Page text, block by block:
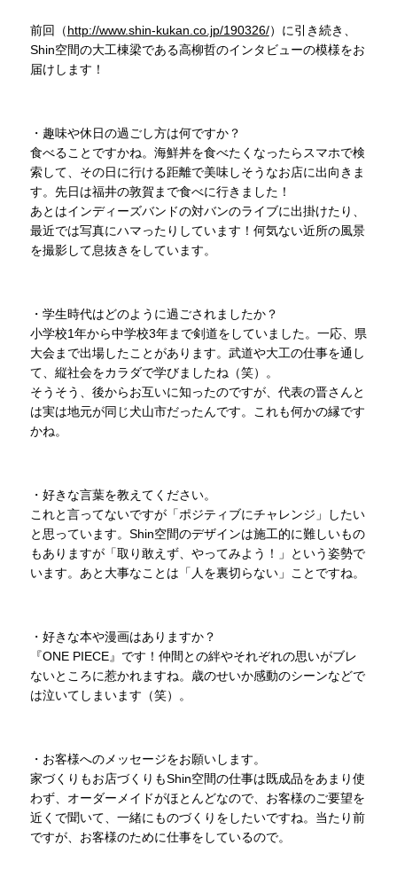
前回（http://www.shin-kukan.co.jp/190326/）に引き続き、
Shin空間の大工棟梁である高柳哲のインタビューの模様をお
届けします！
・趣味や休日の過ごし方は何ですか？
食べることですかね。海鮮丼を食べたくなったらスマホで検
索して、その日に行ける距離で美味しそうなお店に出向きま
す。先日は福井の敦賀まで食べに行きました！
あとはインディーズバンドの対バンのライブに出掛けたり、
最近では写真にハマったりしています！何気ない近所の風景
を撮影して息抜きをしています。
・学生時代はどのように過ごされましたか？
小学校1年から中学校3年まで剣道をしていました。一応、県
大会まで出場したことがあります。武道や大工の仕事を通し
て、縦社会をカラダで学びましたね（笑）。
そうそう、後からお互いに知ったのですが、代表の晋さんと
は実は地元が同じ犬山市だったんです。これも何かの縁です
かね。
・好きな言葉を教えてください。
これと言ってないですが「ポジティブにチャレンジ」したい
と思っています。Shin空間のデザインは施工的に難しいもの
もありますが「取り敢えず、やってみよう！」という姿勢で
います。あと大事なことは「人を裏切らない」ことですね。
・好きな本や漫画はありますか？
『ONE PIECE』です！仲間との絆やそれぞれの思いがブレ
ないところに惹かれますね。歳のせいか感動のシーンなどで
は泣いてしまいます（笑）。
・お客様へのメッセージをお願いします。
家づくりもお店づくりもShin空間の仕事は既成品をあまり使
わず、オーダーメイドがほとんどなので、お客様のご要望を
近くで聞いて、一緒にものづくりをしたいですね。当たり前
ですが、お客様のために仕事をしているので。